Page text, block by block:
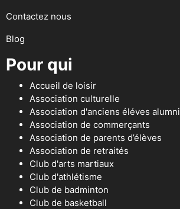
Contactez nous
Blog
Pour qui
Accueil de loisir
Association culturelle
Association d'anciens éléves alumni
Association de commerçants
Association de parents d’élèves
Association de retraités
Club d'arts martiaux
Club d'athlétisme
Club de badminton
Club de basketball